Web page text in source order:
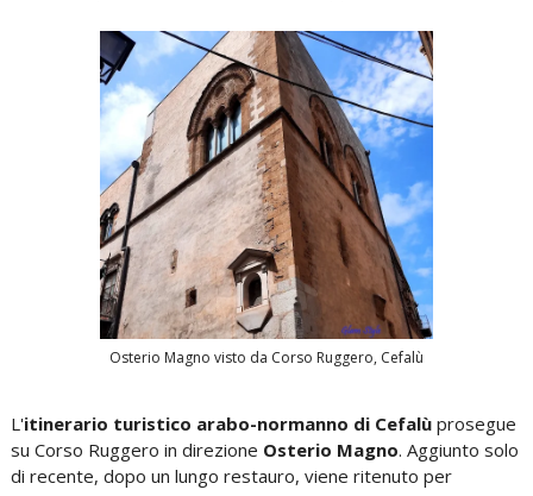
Osterio Magno visto da Corso Ruggero, Cefalù
L'itinerario turistico arabo-normanno di Cefalùprosegue
su Corso Ruggero in direzione Osterio Magno. Aggiunto solo
di recente, dopo un lungo restauro, viene ritenuto per